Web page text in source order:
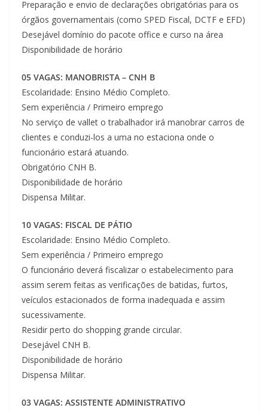
Preparação e envio de declarações obrigatórias para os
órgãos governamentais (como SPED Fiscal, DCTF e EFD)
Desejável domínio do pacote office e curso na área
Disponibilidade de horário
05 VAGAS: MANOBRISTA – CNH B
Escolaridade: Ensino Médio Completo.
Sem experiência / Primeiro emprego
No serviço de vallet o trabalhador irá manobrar carros de
clientes e conduzi-los a uma no estaciona onde o
funcionário estará atuando.
Obrigatório CNH B.
Disponibilidade de horário
Dispensa Militar.
10 VAGAS: FISCAL DE PÁTIO
Escolaridade: Ensino Médio Completo.
Sem experiência / Primeiro emprego
O funcionário deverá fiscalizar o estabelecimento para
assim serem feitas as verificações de batidas, furtos,
veículos estacionados de forma inadequada e assim
sucessivamente.
Residir perto do shopping grande circular.
Desejável CNH B.
Disponibilidade de horário
Dispensa Militar.
03 VAGAS: ASSISTENTE ADMINISTRATIVO